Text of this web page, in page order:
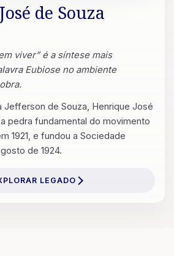
de Souza
viver” é a síntese mais
Eubiose no ambiente
Jefferson de Souza, Henrique José
pedra fundamental do movimento
1921, e fundou a Sociedade
de 1924.
LEGADO